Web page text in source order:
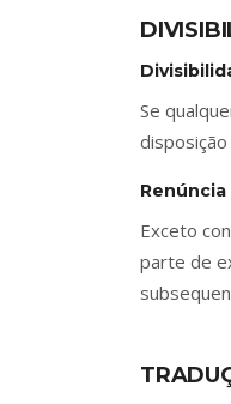
Se
Renúncia
Exceto
parte de